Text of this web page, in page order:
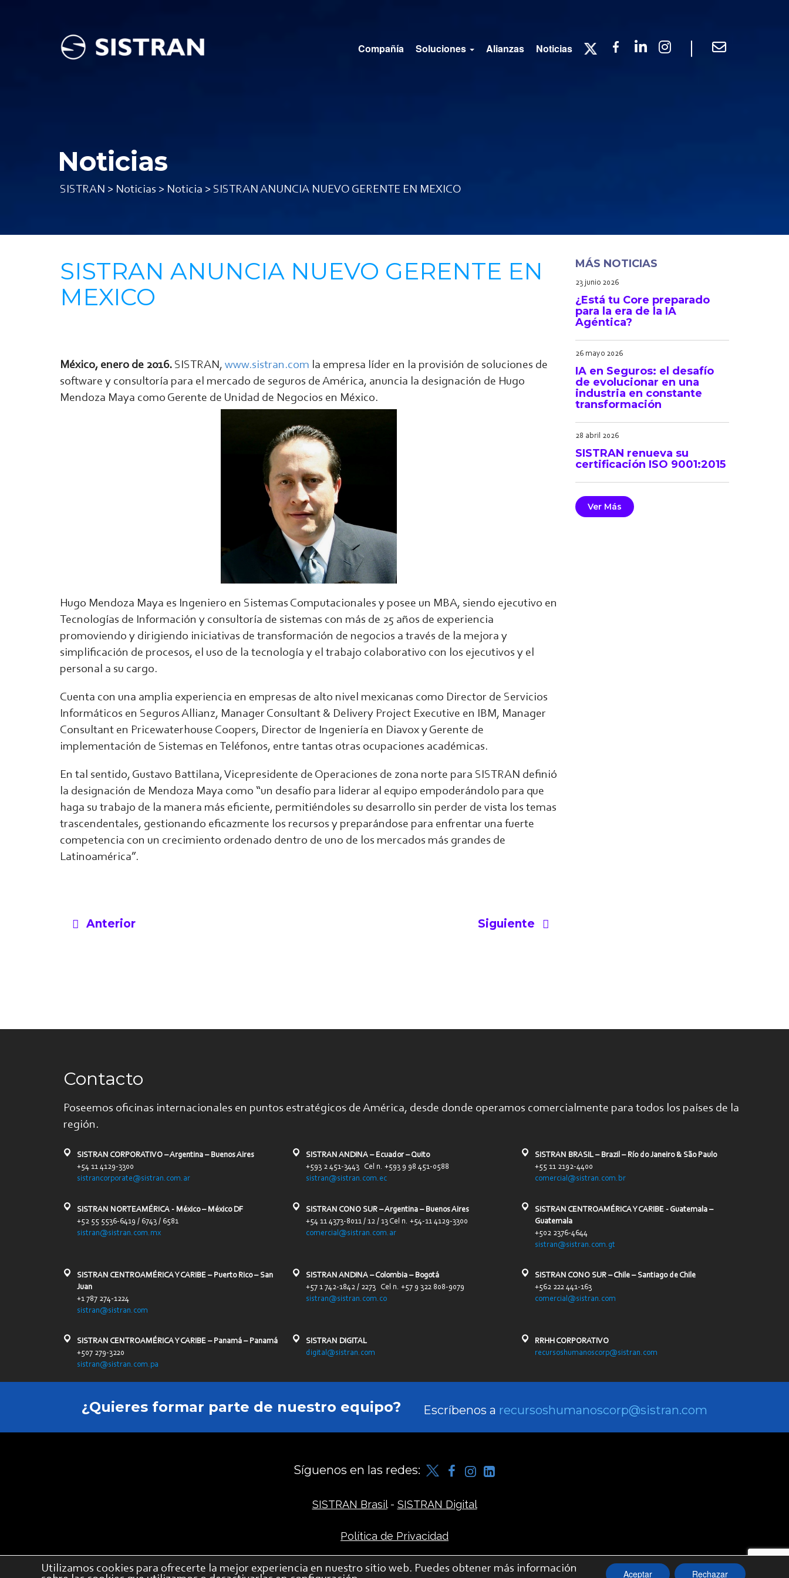
Compañía Soluciones Alianzas Noticias Twitter Facebook
LinkedinInstagram Contacto
Noticias
SISTRAN > Noticias > Noticia > SISTRAN ANUNCIA NUEVO GERENTE EN MEXICO
SISTRAN ANUNCIA NUEVO GERENTE EN
MEXICO
México, enero de 2016. SISTRAN, www.sistran.com la empresa líder en la provisión de soluciones de
software y consultoría para el mercado de seguros de América, anuncia la designación de Hugo
Mendoza Maya como Gerente de Unidad de Negocios en México.
Hugo Mendoza Maya es Ingeniero en Sistemas Computacionales y posee un MBA, siendo ejecutivo en
Tecnologías de Información y consultoría de sistemas con más de 25 años de experiencia
promoviendo y dirigiendo iniciativas de transformación de negocios a través de la mejora y
simplificación de procesos, el uso de la tecnología y el trabajo colaborativo con los ejecutivos y el
personal a su cargo.
Cuenta con una amplia experiencia en empresas de alto nivel mexicanas como Director de Servicios
Informáticos en Seguros Allianz, Manager Consultant & Delivery Project Executive en IBM, Manager
Consultant en Pricewaterhouse Coopers, Director de Ingeniería en Diavox y Gerente de
implementación de Sistemas en Teléfonos, entre tantas otras ocupaciones académicas.
En tal sentido, Gustavo Battilana, Vicepresidente de Operaciones de zona norte para SISTRAN definió
la designación de Mendoza Maya como “un desafío para liderar al equipo empoderándolo para que
haga su trabajo de la manera más eficiente, permitiéndoles su desarrollo sin perder de vista los temas
trascendentales, gestionando eficazmente los recursos y preparándose para enfrentar una fuerte
competencia con un crecimiento ordenado dentro de uno de los mercados más grandes de
Latinoamérica”.
Anterior Siguiente
MÁS NOTICIAS
23 junio 2026
¿Está tu Core preparado
para la era de la IA
Agéntica?
26 mayo 2026
IA en Seguros: el desafío
de evolucionar en una
industria en constante
transformación
28 abril 2026
SISTRAN renueva su
certificación ISO 9001:2015
Ver Más
Contacto
Poseemos oficinas internacionales en puntos estratégicos de América, desde donde operamos comercialmente para todos los países de la
región.
SISTRAN CORPORATIVO – Argentina – Buenos Aires
+54 11 4129-3300
sistrancorporate@sistran.com.ar
SISTRAN ANDINA – Ecuador – Quito
+593 2 451-3443 Cel n. +593 9 98 451-0588
sistran@sistran.com.ec
SISTRAN BRASIL – Brazil – Río do Janeiro & São Paulo
+55 11 2192-4400
comercial@sistran.com.br
SISTRAN NORTEAMÉRICA - México – México DF
+52 55 5536-6419 / 6743 / 6581
sistran@sistran.com.mx
SISTRAN CONO SUR – Argentina – Buenos Aires
+54 11 4373-8011 / 12 / 13 Cel n. +54-11 4129-3300
comercial@sistran.com.ar
SISTRAN CENTROAMÉRICA Y CARIBE - Guatemala –
Guatemala
+502 2376-4644
sistran@sistran.com.gt
SISTRAN CENTROAMÉRICA Y CARIBE – Puerto Rico – San
Juan
+1 787 274-1224
sistran@sistran.com
SISTRAN ANDINA – Colombia – Bogotá
+57 1 742-1842 / 2273 Cel n. +57 9 322 808-9079
sistran@sistran.com.co
SISTRAN CONO SUR – Chile – Santiago de Chile
+562 222 441-163
comercial@sistran.com
SISTRAN CENTROAMÉRICA Y CARIBE – Panamá – Panamá
+507 279-3220
sistran@sistran.com.pa
SISTRAN DIGITAL
digital@sistran.com
RRHH CORPORATIVO
recursoshumanoscorp@sistran.com
¿Quieres formar parte de nuestro equipo? Escríbenos a recursoshumanoscorp@sistran.com
Síguenos en las redes:
SISTRAN Brasil- SISTRAN Digital
Política de Privacidad
© 2026 SISTRAN – Todos los derechos reservados
Utilizamos cookies para ofrecerte la mejor experiencia en nuestro sitio web. Puedes obtener más información
Aceptar Rechazar